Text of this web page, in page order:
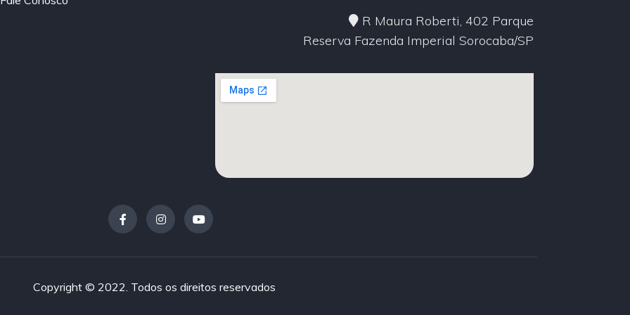
R Maura Roberti, 402 Parque
Reserva Fazenda Imperial Sorocaba/SP
Copyright © 2022. Todos os direitos reservados